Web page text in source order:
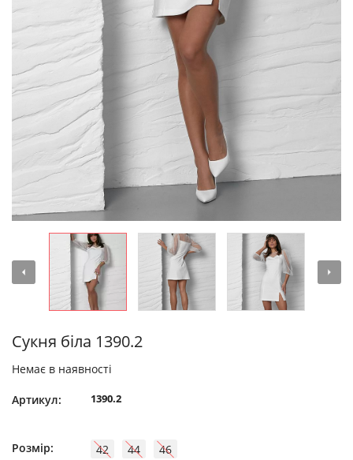
Сукня біла 1390.2
Немає в наявності
Артикул: 1390.2
Розмір: 42 44 46